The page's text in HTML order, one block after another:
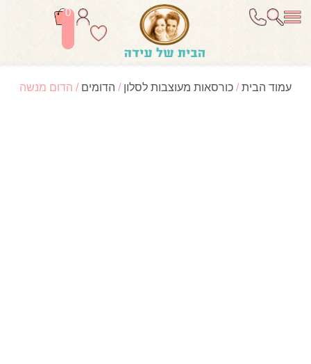
0
עמוד הבית/ כורסאות מעוצבות לסלון / הדומים / הדום מנשה